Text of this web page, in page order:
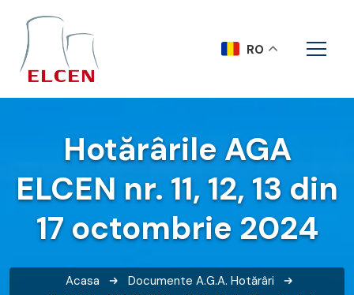
Hotărârile AGA
ELCEN nr. 11, 12, 13 din
17 octombrie 2024
Acasa Documente A.G.A. Hotărâri
RO